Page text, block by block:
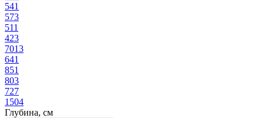
541
573
511
423
7013
641
851
803
727
1504
Глубина, см